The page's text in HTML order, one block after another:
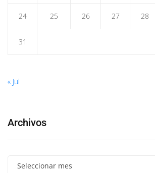
24 25 26 27 28
31
« Jul
Archivos
Seleccionar mes